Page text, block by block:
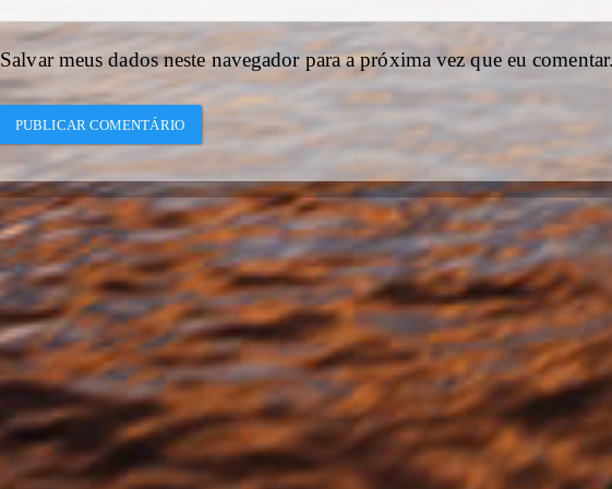
Salvar meus dados neste navegador para a próxima vez que eu